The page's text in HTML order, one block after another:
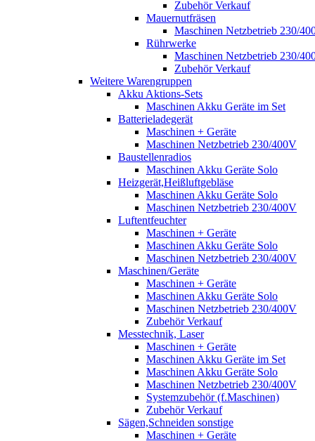
Zubehör Verkauf
Mauernutfräsen
Maschinen Netzbetrieb 230/
Rührwerke
Maschinen Netzbetrieb 230/
Zubehör Verkauf
Weitere Warengruppen
Akku Aktions-Sets
Maschinen Akku Geräte im Set
Batterieladegerät
Maschinen + Geräte
Maschinen Netzbetrieb 230/400V
Baustellenradios
Maschinen Akku Geräte Solo
Heizgerät,Heißluftgebläse
Maschinen Akku Geräte Solo
Maschinen Netzbetrieb 230/400V
Luftentfeuchter
Maschinen + Geräte
Maschinen Akku Geräte Solo
Maschinen Netzbetrieb 230/400V
Maschinen/Geräte
Maschinen + Geräte
Maschinen Akku Geräte Solo
Maschinen Netzbetrieb 230/400V
Zubehör Verkauf
Messtechnik, Laser
Maschinen + Geräte
Maschinen Akku Geräte im Set
Maschinen Akku Geräte Solo
Maschinen Netzbetrieb 230/400V
Systemzubehör (f.Maschinen)
Zubehör Verkauf
Sägen,Schneiden sonstige
Maschinen + Geräte